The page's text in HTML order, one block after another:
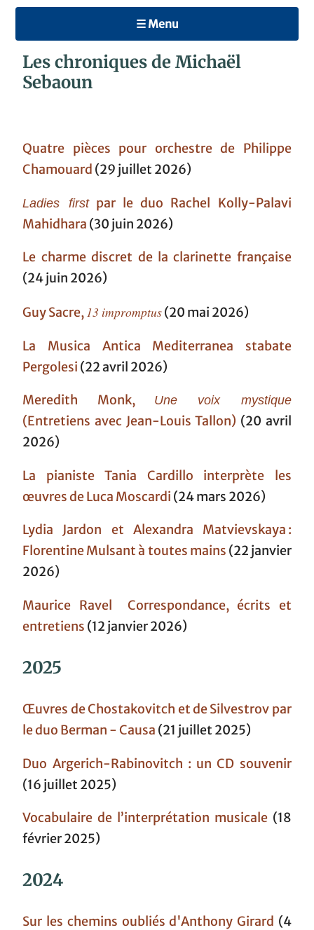
☰ Menu
Les chroniques de Michaël
Sebaoun
Quatre pièces pour orchestre de Philippe
Chamouard (29 juillet 2026)
Ladies firstpar le duo Rachel Kolly-Palavi
Mahidhara (30 juin 2026)
Le charme discret de la clarinette française
(24 juin 2026)
Guy Sacre,13 impromptus(20 mai 2026)
La Musica Antica Mediterranea stabate
Pergolesi (22 avril 2026)
Meredith Monk, Une voix mystique
(Entretiens avec Jean-Louis Tallon) (20 avril
2026)
La pianiste Tania Cardillo interprète les
œuvres de Luca Moscardi (24 mars 2026)
Lydia Jardon et Alexandra Matvievskaya :
Florentine Mulsant à toutes mains (22 janvier
2026)
Maurice Ravel Correspondance, écrits et
entretiens (12 janvier 2026)
2025
Œuvres de Chostakovitch et de Silvestrov par
le duo Berman - Causa (21 juillet 2025)
Duo Argerich-Rabinovitch : un CD souvenir
(16 juillet 2025)
Vocabulaire de l’interprétation musicale(18
février 2025)
2024
Sur les chemins oubliés d'Anthony Girard (4